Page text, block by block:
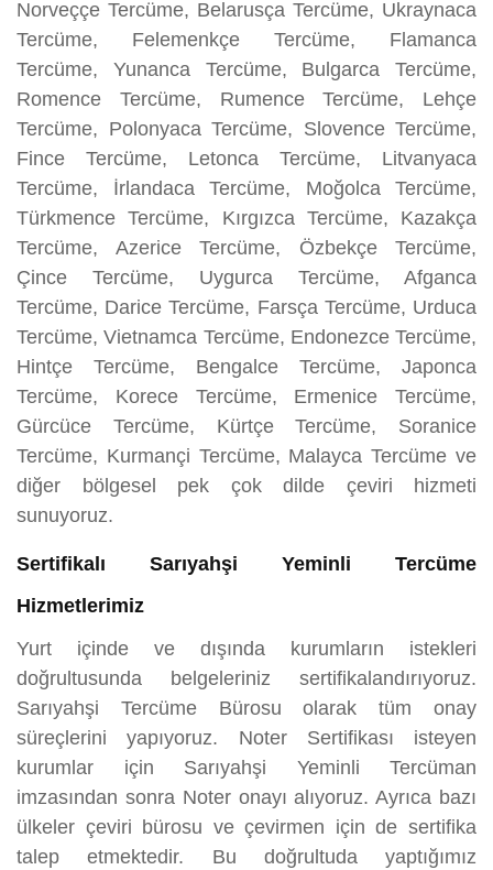
Norveççe Tercüme, Belarusça Tercüme, Ukraynaca
Tercüme, Felemenkçe Tercüme, Flamanca
Tercüme, Yunanca Tercüme, Bulgarca Tercüme,
Romence Tercüme, Rumence Tercüme, Lehçe
Tercüme, Polonyaca Tercüme, Slovence Tercüme,
Fince Tercüme, Letonca Tercüme, Litvanyaca
Tercüme, İrlandaca Tercüme, Moğolca Tercüme,
Türkmence Tercüme, Kırgızca Tercüme, Kazakça
Tercüme, Azerice Tercüme, Özbekçe Tercüme,
Çince Tercüme, Uygurca Tercüme, Afganca
Tercüme, Darice Tercüme, Farsça Tercüme, Urduca
Tercüme, Vietnamca Tercüme, Endonezce Tercüme,
Hintçe Tercüme, Bengalce Tercüme, Japonca
Tercüme, Korece Tercüme, Ermenice Tercüme,
Gürcüce Tercüme, Kürtçe Tercüme, Soranice
Tercüme, Kurmançi Tercüme, Malayca Tercüme ve
diğer bölgesel pek çok dilde çeviri hizmeti
sunuyoruz.
Sertifikalı Sarıyahşi Yeminli Tercüme
Hizmetlerimiz
Yurt içinde ve dışında kurumların istekleri
doğrultusunda belgeleriniz sertifikalandırıyoruz.
Sarıyahşi Tercüme Bürosu olarak tüm onay
süreçlerini yapıyoruz. Noter Sertifikası isteyen
kurumlar için Sarıyahşi Yeminli Tercüman
imzasından sonra Noter onayı alıyoruz. Ayrıca bazı
ülkeler çeviri bürosu ve çevirmen için de sertifika
talep etmektedir. Bu doğrultuda yaptığımız